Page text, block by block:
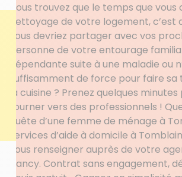
Vous trouvez que le temps que vous
nettoyage de votre logement, c’est
vous devriez partager avec vos
personne de votre entourage
dépendante suite à une maladie ou
suffisamment de force pour faire
la cuisine ? Prenez quelques
tourner vers des professionnels !
quête d’une femme de ménage à
services d’aide à domicile à
vous renseigner auprès de votre
Nancy. Contrat sans engagement,